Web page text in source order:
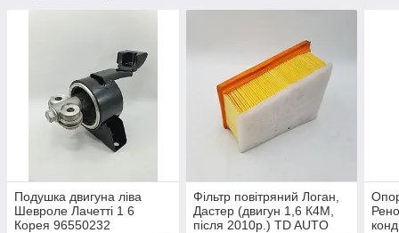
Подушка двигуна ліва
Шевроле Лачетті 1 6
Корея 96550232
Фільтр повітряний Логан,
Дастер (двигун 1,6 К4М,
після 2010р.) TD AUTO